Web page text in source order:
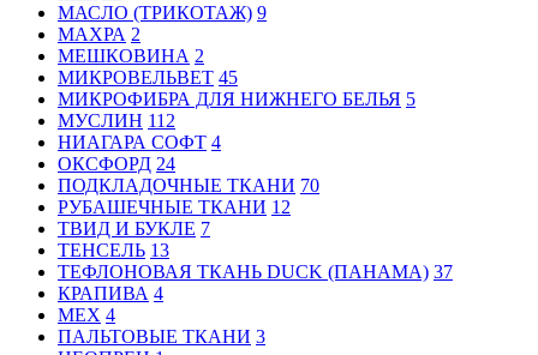
МАСЛО (ТРИКОТАЖ) 9
МАХРА 2
МЕШКОВИНА 2
МИКРОВЕЛЬВЕТ 45
МИКРОФИБРА ДЛЯ НИЖНЕГО БЕЛЬЯ 5
МУСЛИН 112
НИАГАРА СОФТ 4
ОКСФОРД 24
ПОДКЛАДОЧНЫЕ ТКАНИ 70
РУБАШЕЧНЫЕ ТКАНИ 12
ТВИД И БУКЛЕ 7
ТЕНСЕЛЬ 13
ТЕФЛОНОВАЯ ТКАНЬ DUCK (ПАНАМА) 37
КРАПИВА 4
МЕХ 4
ПАЛЬТОВЫЕ ТКАНИ 3